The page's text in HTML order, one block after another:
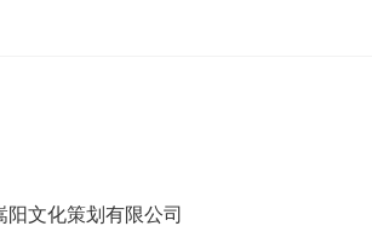
阳文化策划有限公司